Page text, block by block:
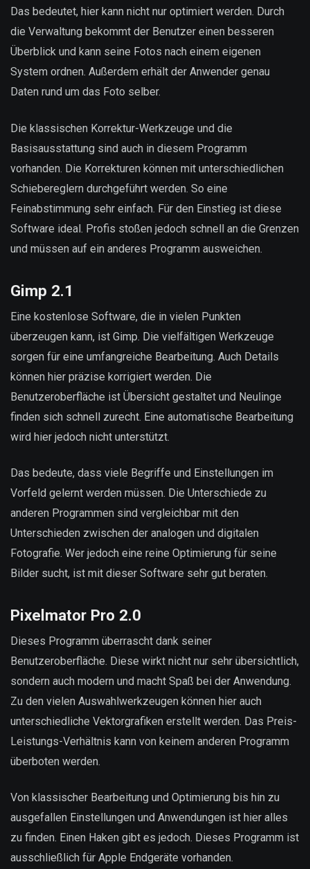
Das bedeutet, hier kann nicht nur optimiert werden. Durch
die Verwaltung bekommt der Benutzer einen besseren
Überblick und kann seine Fotos nach einem eigenen
System ordnen. Außerdem erhält der Anwender genau
Daten rund um das Foto selber.
Die klassischen Korrektur-Werkzeuge und die
Basisausstattung sind auch in diesem Programm
vorhanden. Die Korrekturen können mit unterschiedlichen
Schiebereglern durchgeführt werden. So eine
Feinabstimmung sehr einfach. Für den Einstieg ist diese
Software ideal. Profis stoßen jedoch schnell an die Grenzen
und müssen auf ein anderes Programm ausweichen.
Gimp 2.1
Eine kostenlose Software, die in vielen Punkten
überzeugen kann, ist Gimp. Die vielfältigen Werkzeuge
sorgen für eine umfangreiche Bearbeitung. Auch Details
können hier präzise korrigiert werden. Die
Benutzeroberfläche ist Übersicht gestaltet und Neulinge
finden sich schnell zurecht. Eine automatische Bearbeitung
wird hier jedoch nicht unterstützt.
Das bedeute, dass viele Begriffe und Einstellungen im
Vorfeld gelernt werden müssen. Die Unterschiede zu
anderen Programmen sind vergleichbar mit den
Unterschieden zwischen der analogen und digitalen
Fotografie. Wer jedoch eine reine Optimierung für seine
Bilder sucht, ist mit dieser Software sehr gut beraten.
Pixelmator Pro 2.0
Dieses Programm überrascht dank seiner
Benutzeroberfläche. Diese wirkt nicht nur sehr übersichtlich,
sondern auch modern und macht Spaß bei der Anwendung.
Zu den vielen Auswahlwerkzeugen können hier auch
unterschiedliche Vektorgrafiken erstellt werden. Das Preis-
Leistungs-Verhältnis kann von keinem anderen Programm
überboten werden.
Von klassischer Bearbeitung und Optimierung bis hin zu
ausgefallen Einstellungen und Anwendungen ist hier alles
zu finden. Einen Haken gibt es jedoch. Dieses Programm ist
ausschließlich für Apple Endgeräte vorhanden.